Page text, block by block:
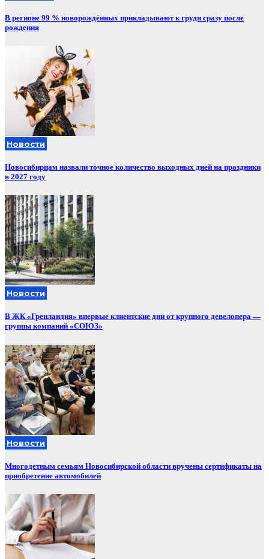
В регионе 99 % новорождённых прикладывают к груди сразу после
рождения
Новости
Новосибирцам назвали точное количество выходных дней на праздники
в 2027 году
Новости
В ЖК «Гренландия» впервые клиентские дни от крупного девелопера —
группы компаний «СОЮЗ»
Новости
Многодетным семьям Новосибирской области вручены сертификаты на
приобретение автомобилей